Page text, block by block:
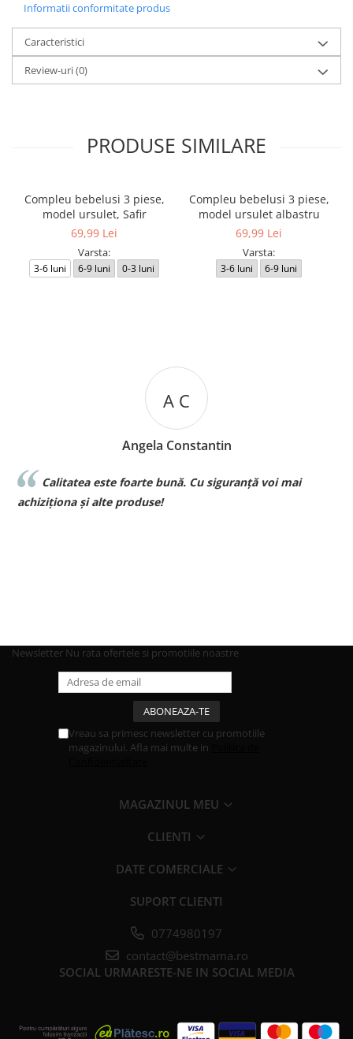
Informatii conformitate produs
Caracteristici
Review-uri(0)
PRODUSE SIMILARE
Compleu bebelusi 3 piese,
model ursulet, Safir
69,99 Lei
Varsta:
3-6 luni 6-9 luni 0-3 luni
Compleu bebelusi 3 piese,
model ursulet albastru
69,99 Lei
Varsta:
3-6 luni 6-9 luni
A C
Angela Constantin
Calitatea este foarte bună. Cu siguranță voi mai
achiziționa și alte produse!
Newsletter Nu rata ofertele si promotiile noastre
Vreau sa primesc newsletter cu promotiile
magazinului. Afla mai multe in
MAGAZINUL MEU
CLIENTI
DATE COMERCIALE
SUPORT CLIENTI
0774980197
contact@bestmama.ro
SOCIAL URMARESTE-NE IN SOCIAL MEDIA